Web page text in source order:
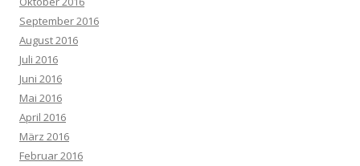
September 2016
August 2016
Juli 2016
Juni 2016
Mai 2016
April 2016
März 2016
Februar 2016